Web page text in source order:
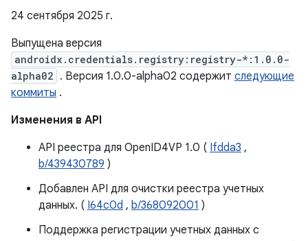
24 сентября 2025 г.
Выпущена версия
androidx.credentials.registry:registry-*:1.0.0-
alpha02 . Версия 1.0.0-alpha02 содержит следующие
коммиты .
Изменения в API
API реестра для OpenID4VP 1.0 ( Ifdda3 ,
b/439430789 )
Добавлен API для очистки реестра учетных
данных. ( I64c0d , b/368092001 )
Поддержка регистрации учетных данных с